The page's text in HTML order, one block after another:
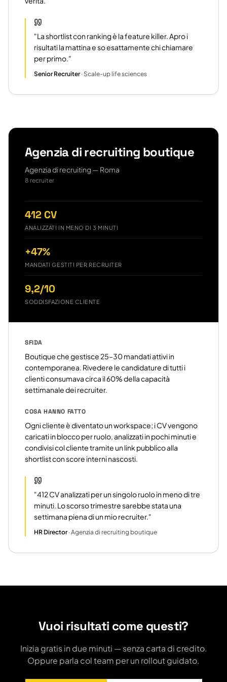
"La shortlist con ranking è la feature killer. Apro i
risultati la mattina e so esattamente chi chiamare
per primo."
Senior Recruiter· Scale-up life sciences
Agenzia di recruiting boutique
Agenzia di recruiting — Roma
8 recruiter
412 CV
ANALIZZATI IN MENO DI 3 MINUTI
+47%
MANDATI GESTITI PER RECRUITER
9,2/10
SODDISFAZIONE CLIENTE
SFIDA
Boutique che gestisce 25–30 mandati attivi in
contemporanea. Rivedere le candidature di tutti i
clienti consumava circa il 60% della capacità
settimanale dei recruiter.
COSA HANNO FATTO
Ogni cliente è diventato un workspace; i CV vengono
caricati in blocco per ruolo, analizzati in pochi minuti e
condivisi col cliente tramite un link pubblico alla
shortlist con score interni nascosti.
"412 CV analizzati per un singolo ruolo in meno di tre
minuti. Lo scorso trimestre sarebbe stata una
settimana piena di un mio recruiter."
HR Director·Agenzia di recruiting boutique
Vuoi risultati come questi?
Inizia gratis in due minuti — senza carta di credito.
Oppure parla col team per un rollout guidato.